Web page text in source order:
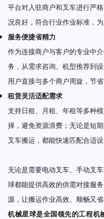
平台对入驻商户和叉车进行严
况良好，符合行业作业标准，
服务便捷省精力
作为连接商户与客户的专业中
务，从需求咨询、机型推荐到
用户直接与多个商户周旋，节省
租赁灵活适配需求
支持日租、月租、年租等多种
择，避免资源浪费；无论是短
叉车搬运，都能快速匹配合适设
无论是需要电动叉车、手动叉
球都能提供高效的供需对接服
源，让搬运作业高效、顺畅又省
机械星球是全国领先的工程机